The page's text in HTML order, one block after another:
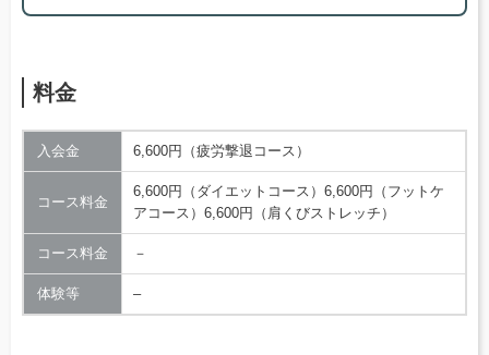
料金
入会金 6,600円（疲労撃退コース）
コース料金
6,600円（ダイエットコース）6,600円（フットケ
アコース）6,600円（肩くびストレッチ）
コース料金 －
体験等 –